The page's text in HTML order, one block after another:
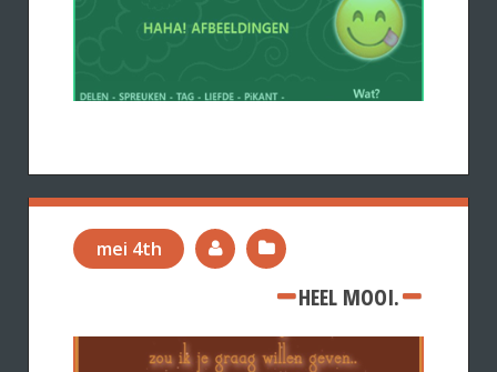
mei 4th
HEEL MOOI.